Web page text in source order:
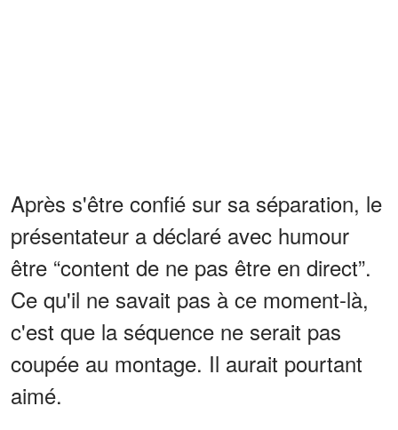
Après s'être confié sur sa séparation, le
présentateur a déclaré avec humour
être “content de ne pas être en direct”.
Ce qu'il ne savait pas à ce moment-là,
c'est que la séquence ne serait pas
coupée au montage. Il aurait pourtant
aimé.